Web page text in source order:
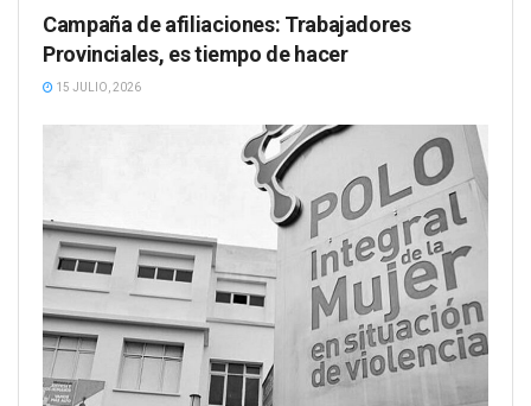
Campaña de afiliaciones: Trabajadores
Provinciales, es tiempo de hacer
15 JULIO, 2026